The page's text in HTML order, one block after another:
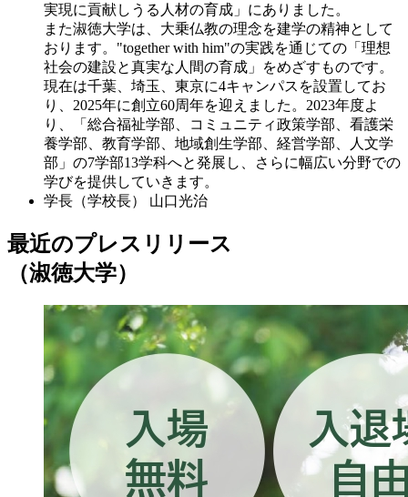
実現に貢献しうる人材の育成」にありました。
また淑徳大学は、大乗仏教の理念を建学の精神として
おります。"together with him"の実践を通じての「理想
社会の建設と真実な人間の育成」をめざすものです。
現在は千葉、埼玉、東京に4キャンパスを設置してお
り、2025年に創立60周年を迎えました。2023年度よ
り、「総合福祉学部、コミュニティ政策学部、看護栄
養学部、教育学部、地域創生学部、経営学部、人文学
部」の7学部13学科へと発展し、さらに幅広い分野での
学びを提供していきます。
学長（学校長）
山口光治
最近のプレスリリース
（淑徳大学）